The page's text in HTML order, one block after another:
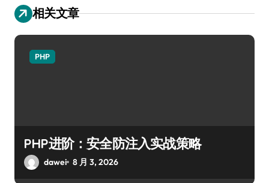
相关文章
PHP
PHP进阶：安全防注入实战策略
dawei 8 月 3, 2026